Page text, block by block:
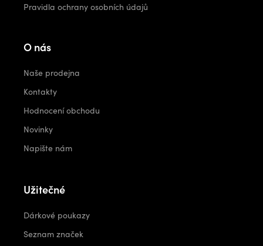
Pravidla ochrany osobních údajů
O nás
Naše prodejna
Kontakty
Hodnocení obchodu
Novinky
Napište nám
Užitečné
Dárkové poukazy
Seznam značek